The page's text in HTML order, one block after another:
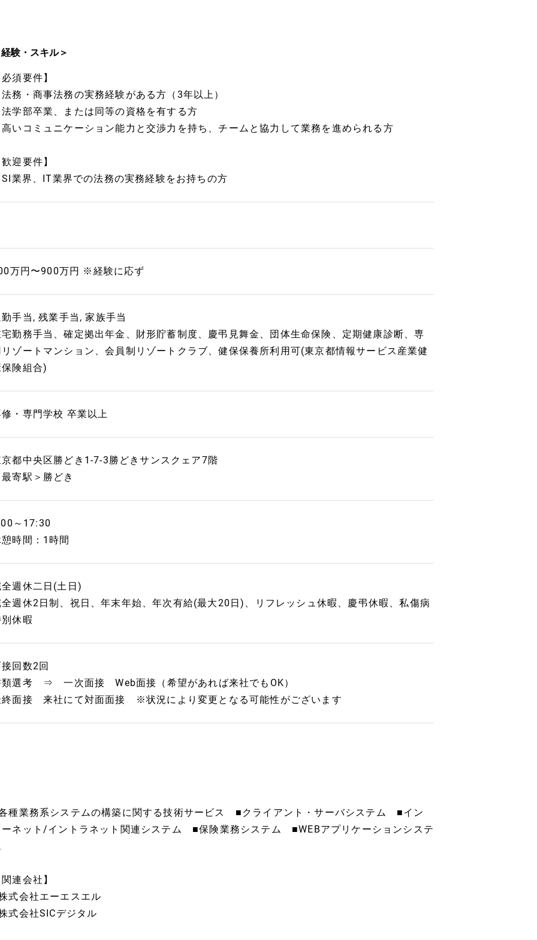
験・スキル＞
須要件】
務・商事法務の実務経験がある方（3年以上）
学部卒業、または同等の資格を有する方
いコミュニケーション能力と交渉力を持ち、チームと協力して業務を進められる方
迎要件】
業界、IT業界での法務の実務経験をお持ちの方
万円〜900万円 ※経験に応ず
手当, 残業手当, 家族手当
勤務手当、確定拠出年金、財形貯蓄制度、慶弔見舞金、団体生命保険、定期健康診断、専
ゾートマンション、会員制リゾートクラブ、健保保養所利用可(東京都情報サービス産業健
険組合)
・専門学校 卒業以上
都中央区勝どき1-7-3勝どきサンスクェア7階
寄駅＞勝どき
～17:30
時間：1時間
週休二日(土日)
全週休2日制、祝日、年末年始、年次有給(最大20日)、リフレッシュ休暇、慶弔休暇、私傷病
休暇
回数2回
類選考 ⇒ 一次面接 Web面接（希望があれば来社でもOK）
終面接 来社にて対面面接 ※状況により変更となる可能性がございます
種業務系システムの構築に関する技術サービス ■クライアント・サーバシステム ■イン
ーネット/イントラネット関連システム ■保険業務システム ■WEBアプリケーションシステ
連会社】
式会社エーエスエル
式会社SICデジタル